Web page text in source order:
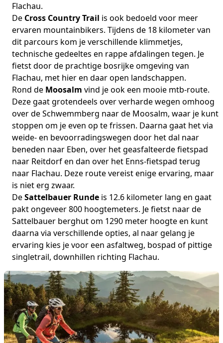
Flachau.
De Cross Country Trail is ook bedoeld voor meer
ervaren mountainbikers. Tijdens de 18 kilometer van
dit parcours kom je verschillende klimmetjes,
technische gedeeltes en rappe afdalingen tegen. Je
fietst door de prachtige bosrijke omgeving van
Flachau, met hier en daar open landschappen.
Rond de Moosalm vind je ook een mooie mtb-route.
Deze gaat grotendeels over verharde wegen omhoog
over de Schwemmberg naar de Moosalm, waar je kunt
stoppen om je even op te frissen. Daarna gaat het via
weide- en bevoorradingswegen door het dal naar
beneden naar Eben, over het geasfalteerde fietspad
naar Reitdorf en dan over het Enns-fietspad terug
naar Flachau. Deze route vereist enige ervaring, maar
is niet erg zwaar.
DeSattelbauer Runde is 12.6 kilometer lang en gaat
pakt ongeveer 800 hoogtemeters. Je fietst naar de
Sattelbauer berghut om 1290 meter hoogte en kunt
daarna via verschillende opties, al naar gelang je
ervaring kies je voor een asfaltweg, bospad of pittige
singletrail, downhillen richting Flachau.